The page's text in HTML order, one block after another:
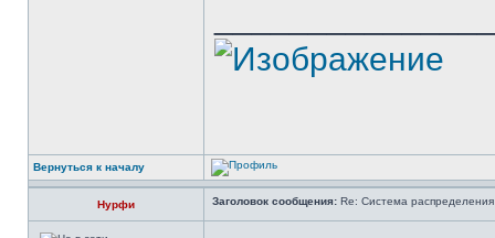
Вернуться к началу
Нурфи Заголовок сообщения: Re: Система распределения